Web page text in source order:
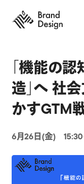
「機能の認
造」へ 社
かすGTM
6月26日(金) 15:30